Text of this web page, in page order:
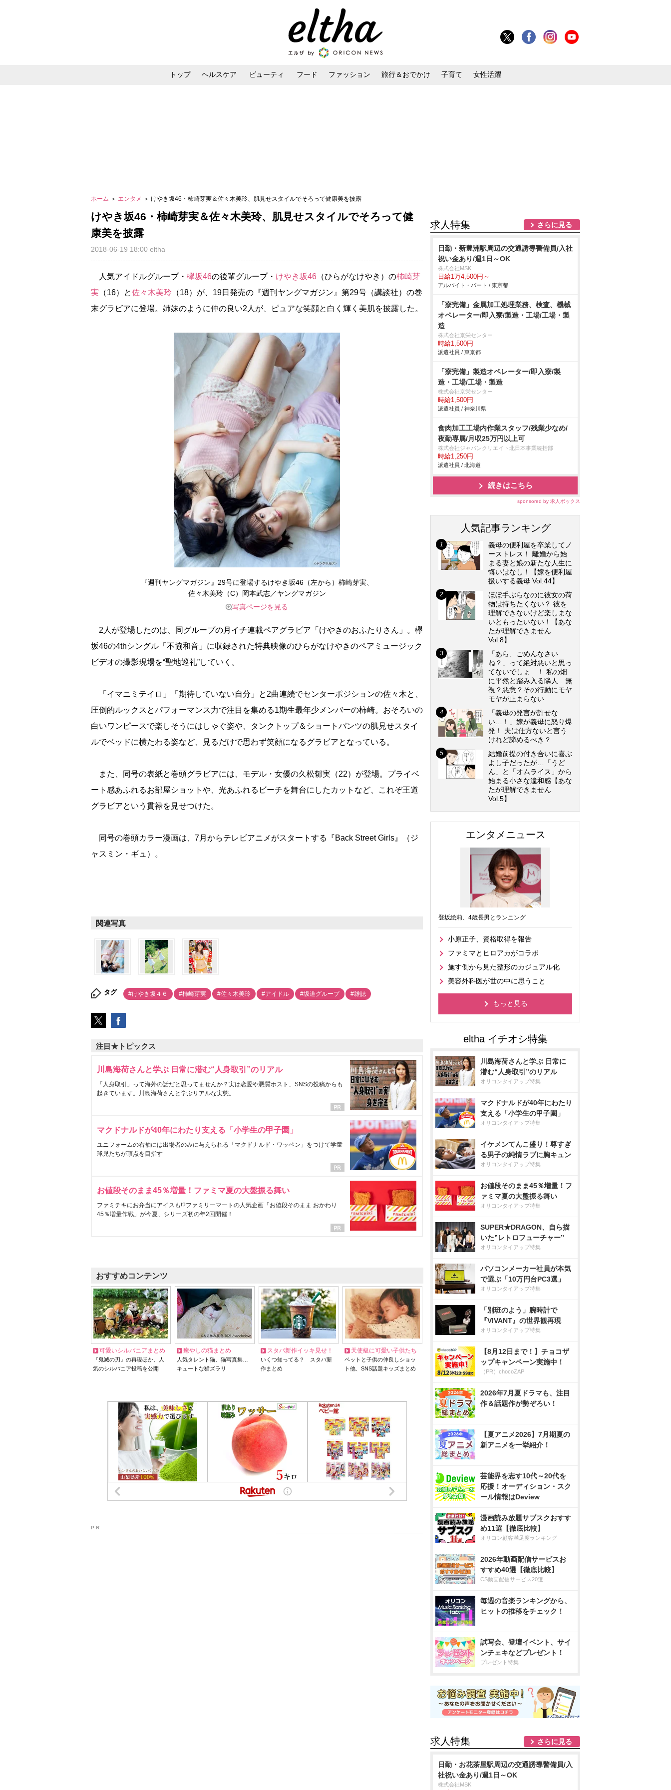
トップ ヘルスケア ビューティ フード ファッション 旅行＆おでかけ 子育て 女性活躍
ホーム ＞ エンタメ ＞ けやき坂46・柿崎芽実＆佐々木美玲、肌見せスタイルでそろって健康美を披露
けやき坂46・柿崎芽実＆佐々木美玲、肌見せスタイルでそろって健
康美を披露
2018-06-19 18:00 eltha
人気アイドルグループ・ 欅坂46の後輩グループ・ けやき坂46 （ひらがなけやき）の柿崎芽
実 （16）と佐々木美玲 （18）が、19日発売の『週刊ヤングマガジン』第29号（講談社）の巻
末グラビアに登場。姉妹のように仲の良い2人が、ピュアな笑顔と白く輝く美肌を披露した。
『週刊ヤングマガジン』29号に登場するけやき坂46（左から）柿崎芽実、
佐々木美玲（C）岡本武志／ヤングマガジン
写真ページを見る
2人が登場したのは、同グループの月イチ連載ペアグラビア「けやきのおふたりさん」。欅
坂46の4thシングル「不協和音」に収録された特典映像のひらがなけやきのペアミュージック
ビデオの撮影現場を“聖地巡礼”していく。
「イマニミテイロ」「期待していない自分」と2曲連続でセンターポジションの佐々木と、
圧倒的ルックスとパフォーマンス力で注目を集める1期生最年少メンバーの柿崎。おそろいの
白いワンピースで楽しそうにはしゃぐ姿や、タンクトップ＆ショートパンツの肌見せスタイ
ルでベッドに横たわる姿など、見るだけで思わず笑顔になるグラビアとなっている。
また、同号の表紙と巻頭グラビアには、モデル・女優の久松郁実（22）が登場。プライベ
ート感あふれるお部屋ショットや、光あふれるビーチを舞台にしたカットなど、これぞ王道
グラビアという貫禄を見せつけた。
同号の巻頭カラー漫画は、7月からテレビアニメがスタートする『Back Street Girls』（ジ
ャスミン・ギュ）。
関連写真
タグ #けやき坂４６ #柿崎芽実 #佐々木美玲 #アイドル #坂道グループ #雑誌
注目★トピックス
川島海荷さんと学ぶ 日常に潜む“人身取引”のリアル
「人身取引」って海外の話だと思ってませんか？実は恋愛や悪質ホスト、SNSの投稿からも
起きています。川島海荷さんと学ぶリアルな実態。
マクドナルドが40年にわたり支える「小学生の甲子園」
ユニフォームの右袖には出場者のみに与えられる「マクドナルド・ワッペン」をつけて学童
球児たちが頂点を目指す
お値段そのまま45％増量！ファミマ夏の大盤振る舞い
ファミチキにお弁当にアイスも!?ファミリーマートの人気企画「お値段そのまま おかわり
45％増量作戦」が今夏、シリーズ初の年2回開催！
おすすめコンテンツ
可愛いシルバニアまとめ
『鬼滅の刃』の再現ほか、人
気のシルバニア投稿を公開
癒やしの猫まとめ
人気タレント猫、猫写真集…
キュートな猫ズラリ
スタバ新作イッキ見せ！
いくつ知ってる？ スタバ新
作まとめ
天使級に可愛い子供たち
ペットと子供の仲良しショッ
ト他、SNS話題キッズまとめ
P R
求人特集 さらに見る
日勤・新豊洲駅周辺の交通誘導警備員/入社
祝い金あり/週1日～OK
株式会社MSK
日給1万4,500円～
アルバイト・パート / 東京都
「寮完備」金属加工処理業務、検査、機械
オペレーター/即入寮/製造・工場/工場・製
造
株式会社京栄センター
時給1,500円
派遣社員 / 東京都
「寮完備」製造オペレーター/即入寮/製
造・工場/工場・製造
株式会社京栄センター
時給1,500円
派遣社員 / 神奈川県
食肉加工工場内作業スタッフ/残業少なめ/
夜勤専属/月収25万円以上可
株式会社ジャパンクリエイト北日本事業統括部
時給1,250円
派遣社員 / 北海道
続きはこちら
sponsored by 求人ボックス
人気記事ランキング
義母の便利屋を卒業してノ
ーストレス！ 離婚から始
まる妻と娘の新たな人生に
悔いはなし！【嫁を便利屋
扱いする義母 Vol.44】
ほぼ手ぶらなのに彼女の荷
物は持ちたくない？ 彼を
理解できないけど楽しまな
いともったいない！【あな
たが理解できません
Vol.8】
「あら、ごめんなさい
ね？」って絶対悪いと思っ
てないでしょ…！ 私の畑
に平然と踏み入る隣人…無
視？悪意？その行動にモヤ
モヤが止まらない
「義母の発言が許せな
い…！」嫁が義母に怒り爆
発！ 夫は仕方ないと言う
けれど諦めるべき？
結婚前提の付き合いに喜ぶ
よし子だったが…「うど
ん」と「オムライス」から
始まる小さな違和感【あな
たが理解できません
Vol.5】
エンタメニュース
登坂絵莉、4歳長男とランニング
小原正子、資格取得を報告
ファミマとヒロアカがコラボ
施す側から見た整形のカジュアル化
美容外科医が世の中に思うこと
もっと見る
川島海荷さんと学ぶ 日常に
潜む“人身取引”のリアル
オリコンタイアップ特集
マクドナルドが40年にわたり
支える「小学生の甲子園」
オリコンタイアップ特集
イケメンてんこ盛り！尊すぎ
る男子の純情ラブに胸キュン
オリコンタイアップ特集
お値段そのまま45％増量！フ
ァミマ夏の大盤振る舞い
オリコンタイアップ特集
SUPER★DRAGON、自ら描
いた”レトロフューチャー”
オリコンタイアップ特集
パソコンメーカー社員が本気
で選ぶ「10万円台PC3選」
オリコンタイアップ特集
「別班のよう」腕時計で
『VIVANT』の世界観再現
オリコンタイアップ特集
【8月12日まで！】チョコザ
ップキャンペーン実施中！
（PR）chocoZAP
2026年7月夏ドラマも、注目
作＆話題作が勢ぞろい！
【夏アニメ2026】7月期夏の
新アニメを一挙紹介！
芸能界を志す10代～20代を
応援！オーディション・スク
ール情報はDeview
漫画読み放題サブスクおすす
め11選【徹底比較】
オリコン顧客満足度ランキング
2026年動画配信サービスお
すすめ40選【徹底比較】
CS動画配信サービス20選
毎週の音楽ランキングから、
ヒットの推移をチェック！
試写会、登壇イベント、サイ
ンチェキなどプレゼント！
プレゼント特集
求人特集 さらに見る
日勤・お花茶屋駅周辺の交通誘導警備員/入
社祝い金あり/週1日～OK
株式会社MSK